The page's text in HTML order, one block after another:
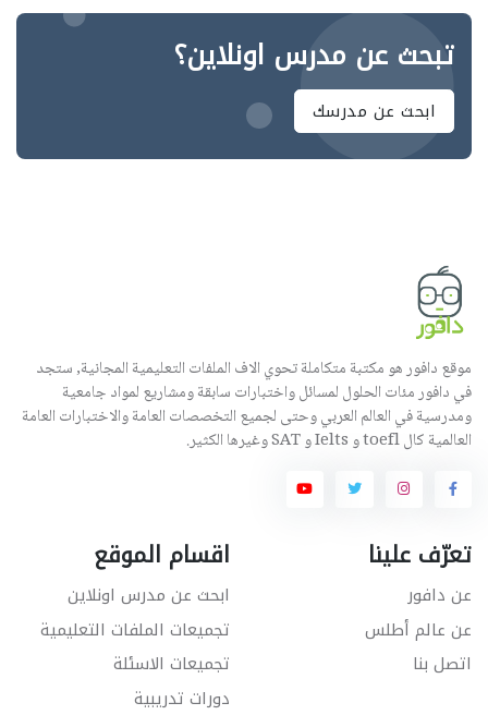
تبحث عن مدرس اونلاين؟
ابحث عن مدرسك
موقع دافور هو مكتبة متكاملة تحوي الاف الملفات التعليمية المجانية, ستجد
في دافور مئات الحلول لمسائل واختبارات سابقة ومشاريع لمواد جامعية
ومدرسية في العالم العربي وحتى لجميع التخصصات العامة والاختبارات العامة
العالمية كال toefl و Ielts و SAT وغيرها الكثير.
تعرّف علينا
عن دافور
عن عالم أطلس
اتصل بنا
اقسام الموقع
ابحث عن مدرس اونلاين
تجميعات الملفات التعليمية
تجميعات الاسئلة
دورات تدريبية